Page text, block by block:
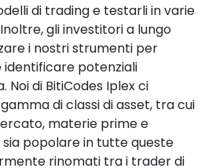
di trading e testarli in varie
gli investitori a lungo
i nostri strumenti per
potenziali
di BitiCodes Iplex ci
di classi di asset, tra cui
materie prime e
popolare in tutte queste
rinomati tra i trader di